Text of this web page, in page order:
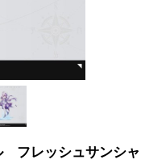
フレッシュサンシャ